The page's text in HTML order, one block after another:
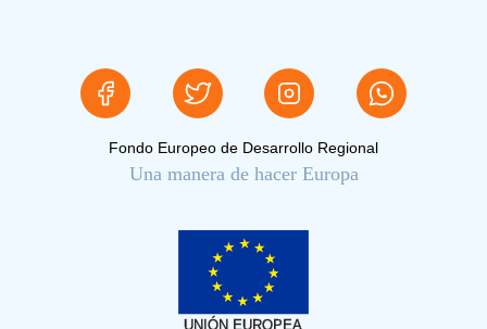
Fondo Europeo de Desarrollo Regional
Una manera de hacer Europa